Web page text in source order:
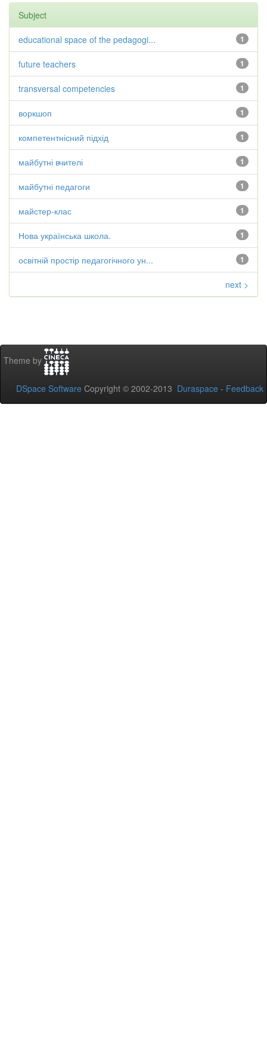
Subject
1
educational space of the pedagogi...
1
future teachers
1
transversal competencies
1
воркшоп
1
компетентнісний підхід
1
майбутні вчителі
1
майбутні педагоги
1
майстер-клас
1
Нова українська школа.
1
освітній простір педагогічного ун...
next >
Theme by
DSpace Software Copyright © 2002-2013 Duraspace - Feedback